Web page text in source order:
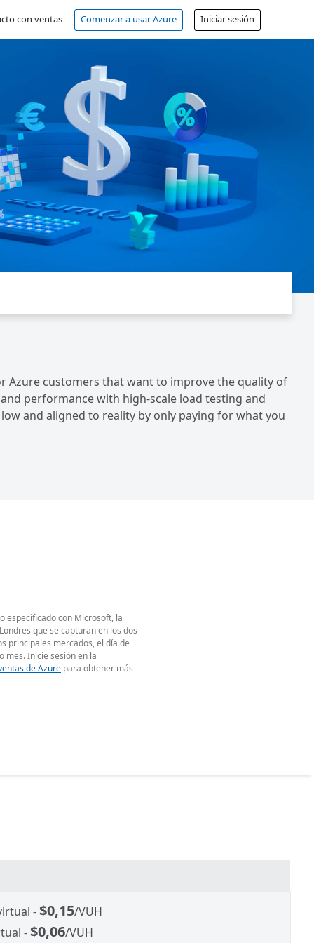
con ventas Comenzar a usar Azure Iniciar sesión
Azure customers that want to improve the quality of
performance with high-scale load testing and
and aligned to reality by only paying for what you
especificado con Microsoft, la
que se capturan en los dos
principales mercados, el día de
mes. Inicie sesión en la
de Azure para obtener más
- $0,15/VUH
- $0,06/VUH